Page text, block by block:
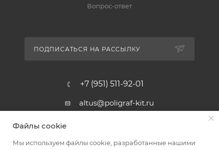
Вопрос-ответ
ПОДПИСАТЬСЯ НА РАССЫЛКУ
+7 (951) 511-92-01
altus@poligraf-kit.ru
Магазин-склад ТЦ "Альтус"
пос. Янтарный, Малое Зеленое
Файлы cookie
Мы используем файлы cookie, разработанные нашими